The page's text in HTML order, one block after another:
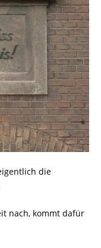
die
nach, kommt dafür